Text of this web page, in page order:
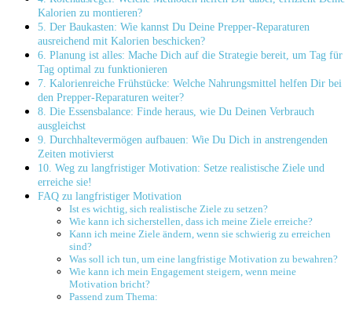
Kalorien zu montieren?
5. Der Baukasten: Wie kannst Du Deine Prepper-Reparaturen
ausreichend mit Kalorien beschicken?
6. Planung ist alles: Mache Dich auf die Strategie bereit, um Tag für
Tag optimal zu funktionieren
7. Kalorienreiche Frühstücke: Welche Nahrungsmittel helfen Dir bei
den Prepper-Reparaturen weiter?
8. Die Essensbalance: Finde heraus, wie Du Deinen Verbrauch
ausgleichst
9. Durchhaltevermögen aufbauen: Wie Du Dich in anstrengenden
Zeiten motivierst
10. Weg zu langfristiger Motivation: Setze realistische Ziele und
erreiche sie!
FAQ zu langfristiger Motivation
Ist es wichtig, sich realistische Ziele zu setzen?
Wie kann ich sicherstellen, dass ich meine Ziele erreiche?
Kann ich meine Ziele ändern, wenn sie schwierig zu erreichen
sind?
Was soll ich tun, um eine langfristige Motivation zu bewahren?
Wie kann ich mein Engagement steigern, wenn meine
Motivation bricht?
Passend zum Thema: